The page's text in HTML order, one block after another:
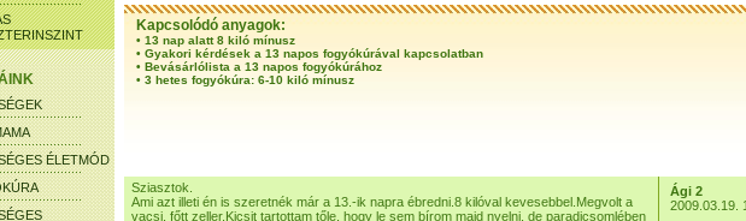
ÉLETMÓD
Kapcsolódó anyagok:
• 13 nap alatt 8 kiló mínusz
• Gyakori kérdések a 13 napos fogyókúrával kapcsolatban
• Bevásárlólista a 13 napos fogyókúrához
• 3 hetes fogyókúra: 6-10 kiló mínusz
Sziasztok.
Ami azt illeti én is szeretnék már a 13.-ik napra ébredni.8 kilóval kevesebbel.Megvolt a
vacsi, főtt zeller.Kicsit tartottam tőle, hogy le sem bírom majd nyelni, de paradicsomlében
Ági 2
2009.03.19.